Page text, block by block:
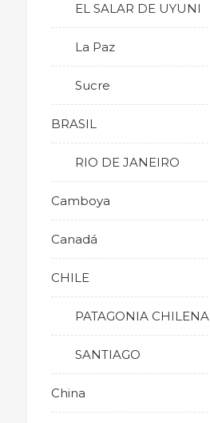
EL SALAR DE UYUNI
La Paz
Sucre
BRASIL
RIO DE JANEIRO
Camboya
Canadá
CHILE
PATAGONIA CHILENA
SANTIAGO
China